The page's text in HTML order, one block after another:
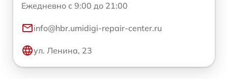
Ежедневно с 9:00 до 21:00
info@hbr.umidigi-repair-center.ru
ул. Ленина, 23